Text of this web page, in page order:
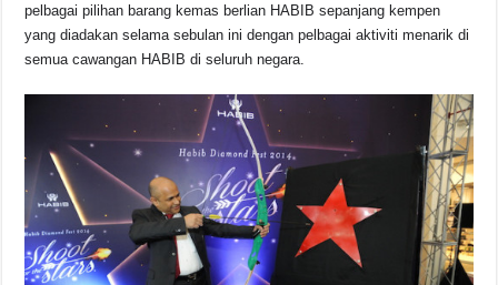
pelbagai pilihan barang kemas berlian HABIB sepanjang kempen
yang diadakan selama sebulan ini dengan pelbagai aktiviti menarik di
semua cawangan HABIB di seluruh negara.